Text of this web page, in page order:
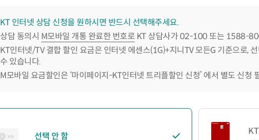
KT 인터넷 상담 신청을 원하시면 반드시 선택해주세요.
상담 동의시 M모바일 개통 완료한 번호로 KT 상담사가 02-100 또는 1588-
KT인터넷/TV 결합 할인 요금은 인터넷 에센스(1G)+지니TV 모든G 기준으로,
수 있습니다.
M모바일 요금할인은 ‘마이페이지-KT인터넷 트리플할인 신청’ 에서 별도 신청
선택 안 함